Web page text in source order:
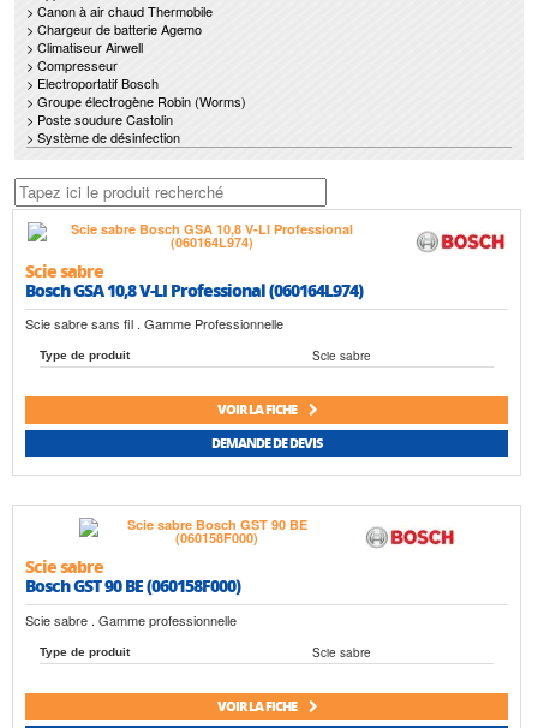
> Canon à air chaud Thermobile
> Chargeur de batterie Agemo
> Climatiseur Airwell
> Compresseur
> Electroportatif Bosch
> Groupe électrogène Robin (Worms)
> Poste soudure Castolin
> Système de désinfection
Scie sabre
Bosch GSA 10,8 V-LI Professional (060164L974)
Scie sabre sans fil . Gamme Professionnelle
Type de produit Scie sabre
VOIR LA FICHE
DEMANDE DE DEVIS
Scie sabre
Bosch GST 90 BE (060158F000)
Scie sabre . Gamme professionnelle
Type de produit Scie sabre
VOIR LA FICHE